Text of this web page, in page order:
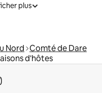
plus
Nord Comté de Dare
d'hôtes